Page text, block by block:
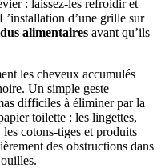
: laissez-les refroidir et
d’une grille sur
alimentaires avant qu’ils
les cheveux accumulés
Un simple geste
difficiles à éliminer par la
toilette : les lingettes,
les cotons-tiges et produits
des obstructions dans